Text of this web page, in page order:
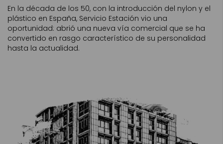
En la década de los 50, con la introducción del nylon y el
plástico en España, Servicio Estación vio una
oportunidad: abrió una nueva vía comercial que se ha
convertido en rasgo característico de su personalidad
hasta la actualidad.